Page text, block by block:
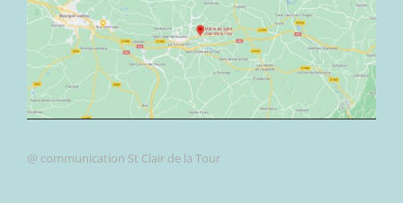
@ communication St Clair de la Tour